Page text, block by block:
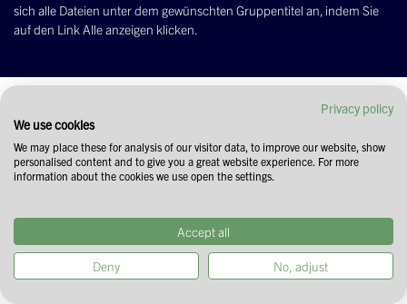
sich alle Dateien unter dem gewünschten Gruppentitel an, indem Sie
auf den Link Alle anzeigen klicken.
Privacy policy
We use cookies
We may place these for analysis of our visitor data, to improve our website, show
personalised content and to give you a great website experience. For more
information about the cookies we use open the settings.
Accept all
Deny No, adjust